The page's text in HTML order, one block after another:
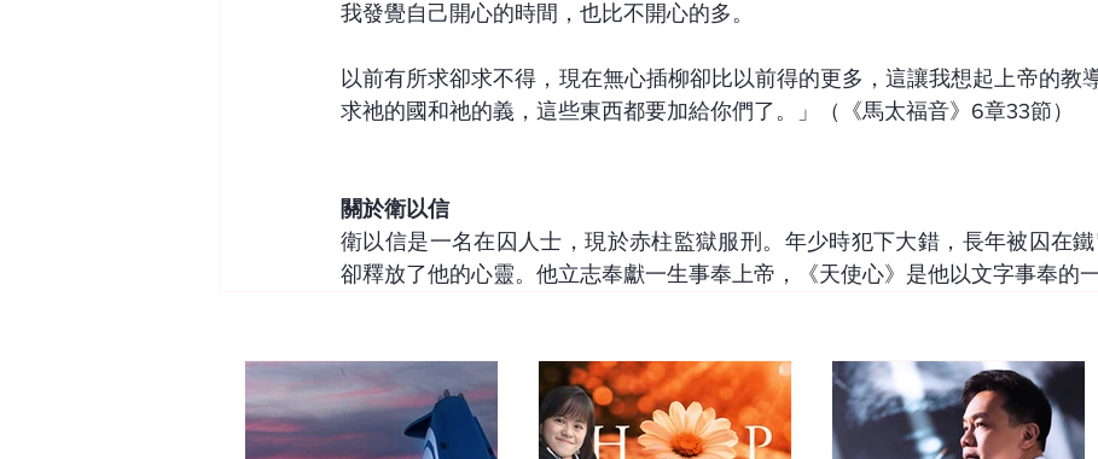
我發覺自己開心的時間，也比不開心的多。
以前有所求卻求不得，現在無心插柳卻比以前得的更多，這讓我想起上帝的教
求祂的國和祂的義，這些東西都要加給你們了。」（《馬太福音》6章33節）
關於衛以信
衛以信是一名在囚人士，現於赤柱監獄服刑。年少時犯下大錯，長年被囚在
卻釋放了他的心靈。他立志奉獻一生事奉上帝，《天使心》是他以文字事奉的一